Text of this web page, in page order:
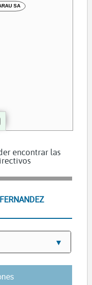
SA
encontrar las